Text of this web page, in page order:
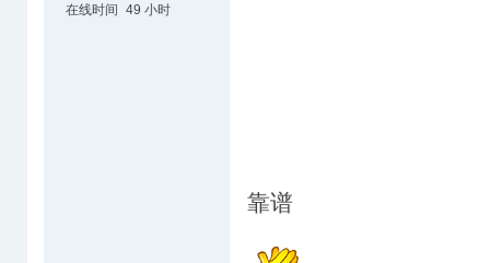
在线时间 49 小时
靠谱